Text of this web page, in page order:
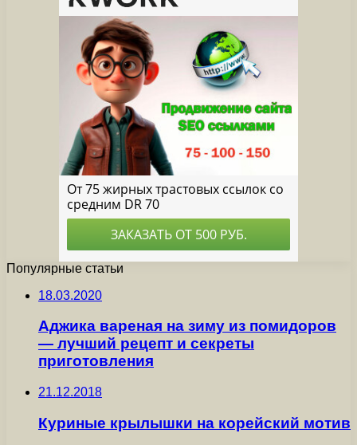
Популярные статьи
18.03.2020
Аджика вареная на зиму из помидоров
— лучший рецепт и секреты
приготовления
21.12.2018
Куриные крылышки на корейский мотив